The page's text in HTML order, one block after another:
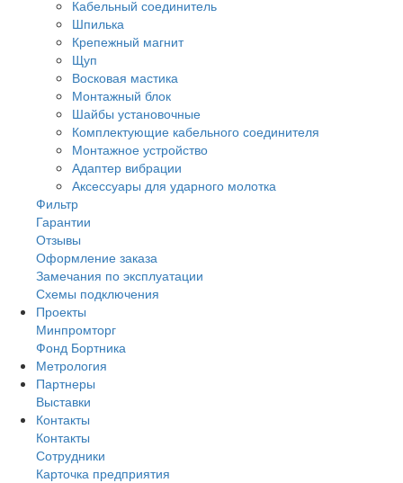
Кабельный соединитель
Шпилька
Крепежный магнит
Щуп
Восковая мастика
Монтажный блок
Шайбы установочные
Комплектующие кабельного соединителя
Монтажное устройство
Адаптер вибрации
Аксессуары для ударного молотка
Фильтр
Гарантии
Отзывы
Оформление заказа
Замечания по эксплуатации
Схемы подключения
Проекты
Минпромторг
Фонд Бортника
Метрология
Партнеры
Выставки
Контакты
Контакты
Сотрудники
Карточка предприятия